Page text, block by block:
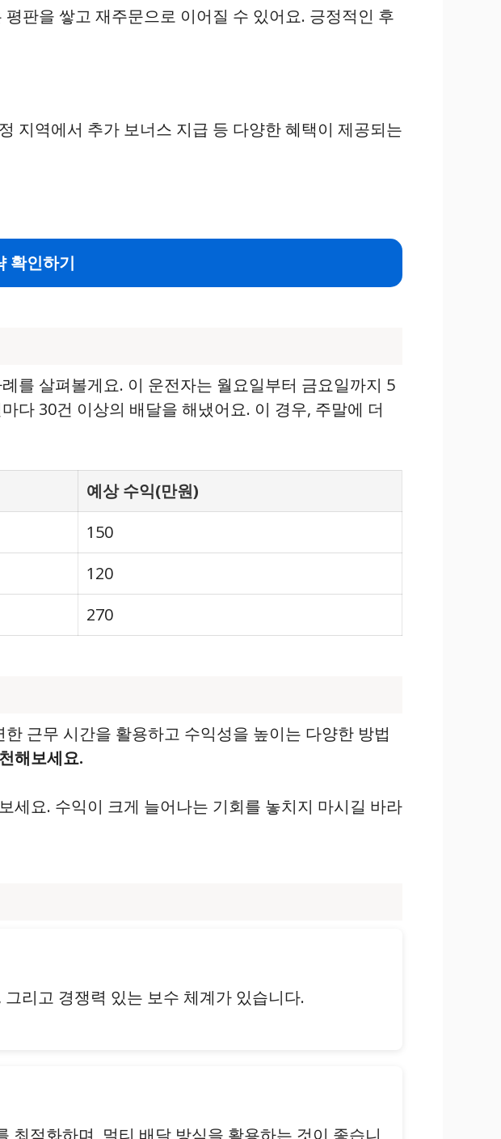
판을 쌓고 재주문으로 이어질 수 있어요. 긍정적인 후
지역에서 추가 보너스 지급 등 다양한 혜택이 제공되는
확인하기
를 살펴볼게요. 이 운전자는 월요일부터 금요일까지 5
다 30건 이상의 배달을 해냈어요. 이 경우, 주말에 더
예상 수익(만원)
150
120
270
근무 시간을 활용하고 수익성을 높이는 다양한 방법
해보세요.
세요. 수익이 크게 늘어나는 기회를 놓치지 마시길 바라
리고 경쟁력 있는 보수 체계가 있습니다.
최적화하며, 멀티 배달 방식을 활용하는 것이 좋습니